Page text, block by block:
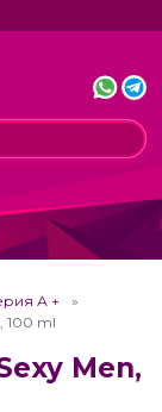
А +
100 ml
Men,